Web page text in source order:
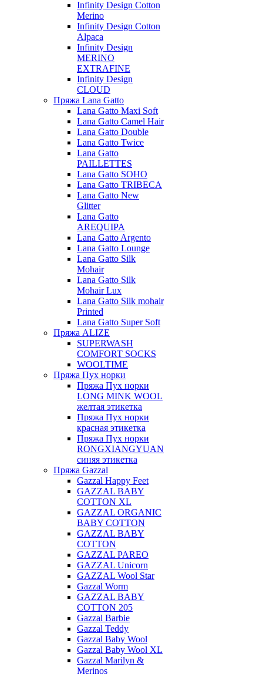
Infinity Design Cotton
Merino
Infinity Design Cotton
Alpaca
Infinity Design
MERINO
EXTRAFINE
Infinity Design
CLOUD
Пряжа Lana Gatto
Lana Gatto Maxi Soft
Lana Gatto Camel Hair
Lana Gatto Double
Lana Gatto Twice
Lana Gatto
PAILLETTES
Lana Gatto SOHO
Lana Gatto TRIBECA
Lana Gatto New
Glitter
Lana Gatto
AREQUIPA
Lana Gatto Argento
Lana Gatto Lounge
Lana Gatto Silk
Mohair
Lana Gatto Silk
Mohair Lux
Lana Gatto Silk mohair
Printed
Lana Gatto Super Soft
Пряжа ALIZE
SUPERWASH
COMFORT SOCKS
WOOLTIME
Пряжа Пух норки
Пряжа Пух норки
LONG MINK WOOL
желтая этикетка
Пряжа Пух норки
красная этикетка
Пряжа Пух норки
RONGXIANGYUAN
синяя этикетка
Пряжа Gazzal
Gazzal Happy Feet
GAZZAL BABY
COTTON XL
GAZZAL ORGANIC
BABY COTTON
GAZZAL BABY
COTTON
GAZZAL PAREO
GAZZAL Unicorn
GAZZAL Wool Star
Gazzal Worm
GAZZAL BABY
COTTON 205
Gazzal Barbie
Gazzal Teddy
Gazzal Baby Wool
Gazzal Baby Wool XL
Gazzal Marilyn &
Merinos